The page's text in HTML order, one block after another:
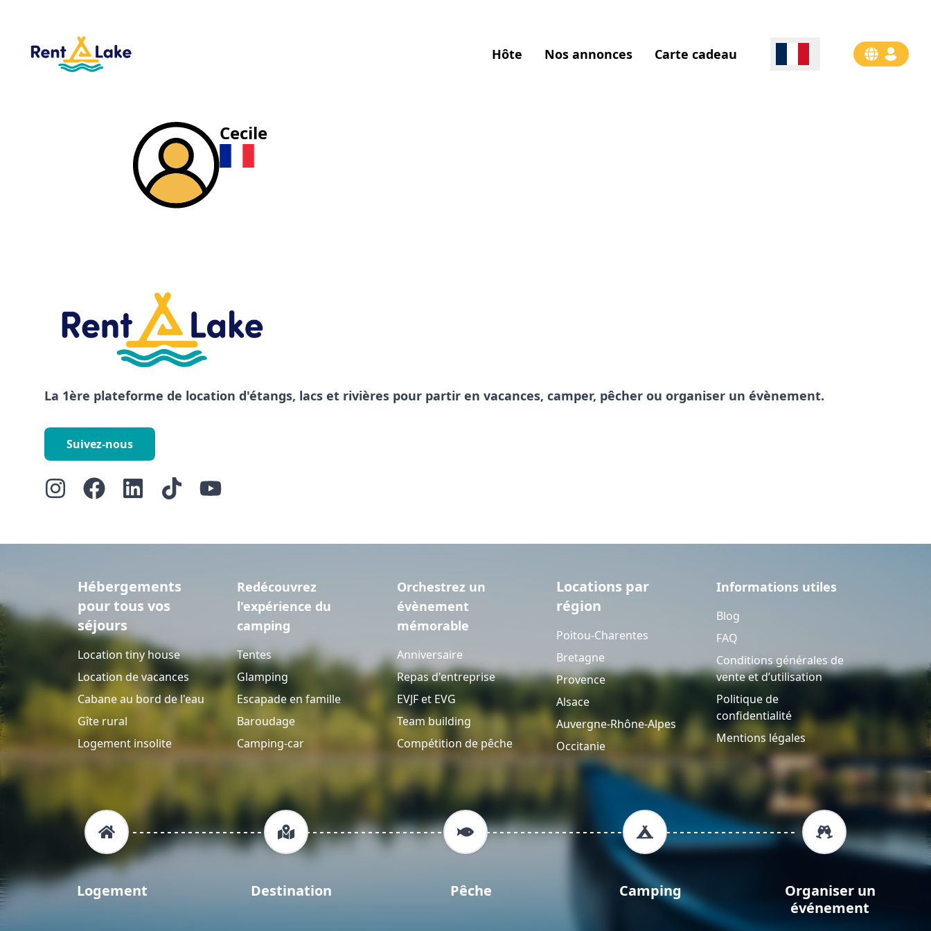
Hôte Nos annonces Carte cadeau
Cecile
La 1ère plateforme de location d'étangs, lacs et rivières pour partir en vacances, camper, pêcher ou organiser un évènement.
Suivez-nous
Hébergements
pour tous vos
séjours
Location tiny house
Location de vacances
Cabane au bord de l'eau
Gîte rural
Logement insolite
Redécouvrez
l'expérience du
camping
Tentes
Glamping
Escapade en famille
Baroudage
Camping-car
Orchestrez un
évènement
mémorable
Anniversaire
Repas d'entreprise
EVJF et EVG
Team building
Compétition de pêche
Locations par
région
Poitou-Charentes
Bretagne
Provence
Alsace
Auvergne-Rhône-Alpes
Occitanie
Informations utiles
Blog
FAQ
Conditions générales de
vente et d’utilisation
Politique de
confidentialité
Mentions légales
Logement Destination Pêche Camping
Organiser un
événement